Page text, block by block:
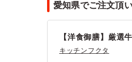
愛知県でご注文頂
【洋食御膳】厳選
キッチンフクタ